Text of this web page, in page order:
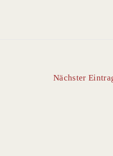
Nächster